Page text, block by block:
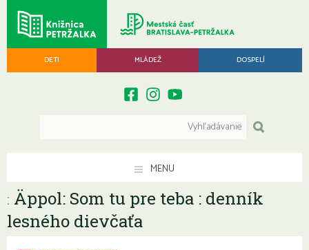
DETI MLÁDEŽ DOSPELÍ
MENU
: Äppol: Som tu pre teba : denník
lesného dievčaťa